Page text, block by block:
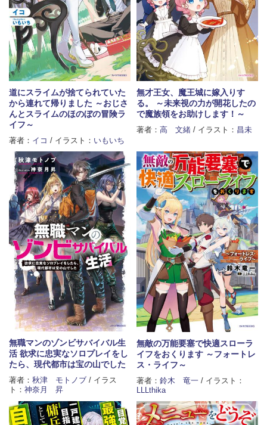
道にスライムが捨てられていた
から連れて帰りました ～おじさ
んとスライムのほのぼの冒険ラ
イフ～
著者： イコ / イラスト： いもいち
無才王女、魔王城に嫁入りす
る。 ～未来視の力が開花したの
で魔族領をお助けします！～
著者： 高 文緒 / イラスト： 昌未
無職マンのゾンビサバイバル生
活 欲求に忠実なソロプレイをし
たら、現代都市は宝の山でした
著者： 秋津 モトノブ / イラス
ト： 神奈月 昇
無敵の万能要塞で快適スローラ
イフをおくります ～フォートレ
ス・ライフ～
著者： 鈴木 竜一 / イラスト：
LLLthika